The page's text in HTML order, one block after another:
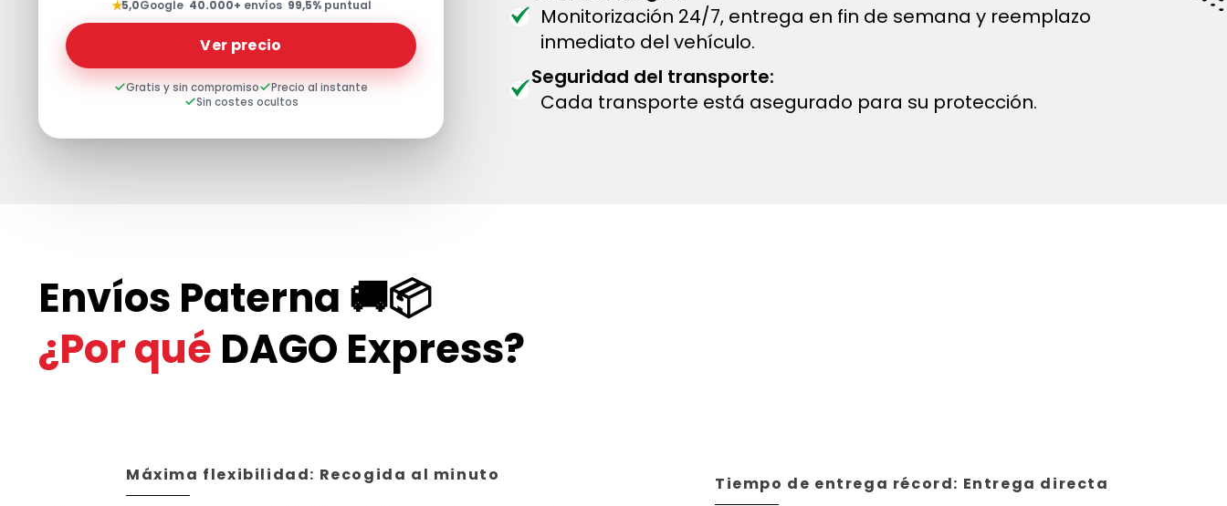
★5,0Google· 40.000+ envíos· 99,5%puntual
Ver precio
Gratis y sin compromiso
Precio al instante
Sin costes ocultos
Monitorización 24/7, entrega en fin de semana y reemplazo
inmediato del vehículo.
Seguridad del transporte:
Cada transporte está asegurado para su protección.
Envíos Paterna 🚚📦
¿Por qué DAGO Express?
Máxima flexibilidad: Recogida al minuto Tiempo de entrega récord: Entrega directa